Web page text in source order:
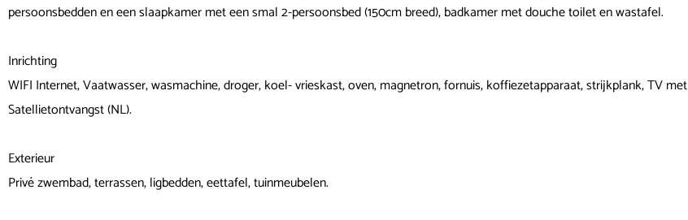
persoonsbedden en een slaapkamer met een smal 2-persoonsbed (150cm breed), badkamer met douche toilet en wastafel.
Inrichting
WIFI Internet, Vaatwasser, wasmachine, droger, koel- vrieskast, oven, magnetron, fornuis, koffiezetapparaat, strijkplank, TV met
Satellietontvangst (NL).
Exterieur
Privé zwembad, terrassen, ligbedden, eettafel, tuinmeubelen.